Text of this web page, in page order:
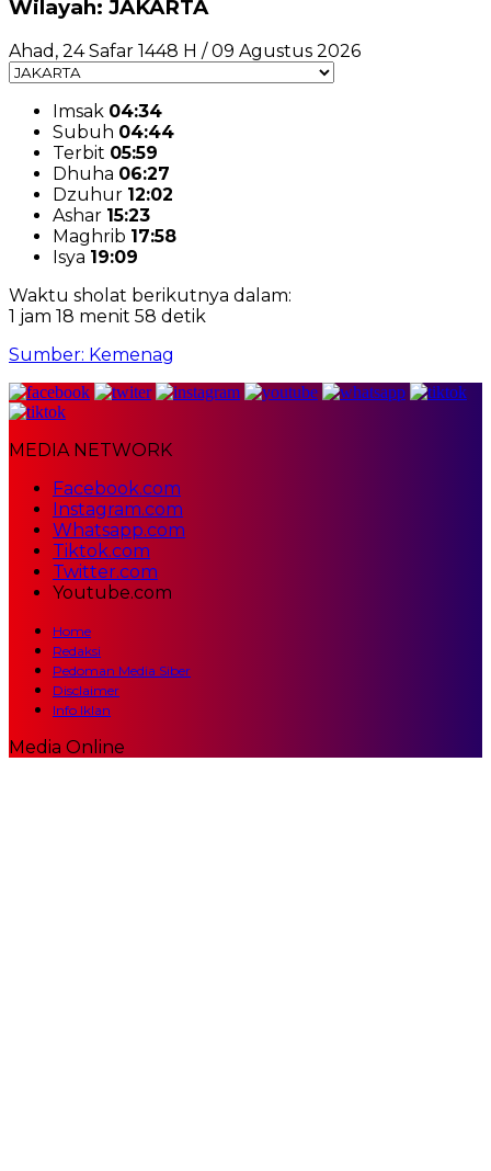
Wilayah: JAKARTA
Ahad, 24 Safar 1448 H / 09 Agustus 2026
Imsak 04:34
Subuh 04:44
Terbit 05:59
Dhuha 06:27
Dzuhur 12:02
Ashar 15:23
Maghrib 17:58
Isya 19:09
Waktu sholat berikutnya dalam:
1 jam 18 menit 57 detik
Sumber: Kemenag
MEDIA NETWORK
Facebook.com
Instagram.com
Whatsapp.com
Tiktok.com
Twitter.com
Youtube.com
Home
Redaksi
Pedoman Media Siber
Disclaimer
Info Iklan
Media Online